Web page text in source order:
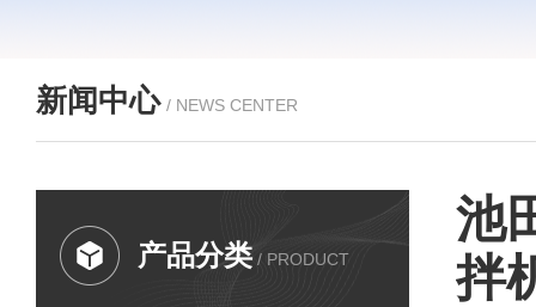
新闻中心 / NEWS CENTER
产品分类 / PRODUCT
池
拌